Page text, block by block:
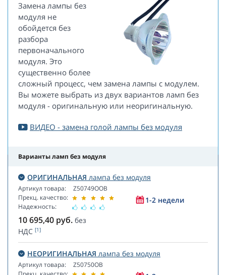
Замена лампы без
модуля не
обойдется без
разбора
первоначального
модуля. Это
существенно более
сложный процесс, чем замена лампы с модулем.
Вы можете выбрать из двух вариантов ламп без
модуля - оригинальную или неоригинальную.
ВИДЕО - замена голой лампы без модуля
Варианты ламп без модуля
ОРИГИНАЛЬНАЯ лампа без модуля
Артикул товара:
Прекц. качество:
Надежность:
Z50749OOB
1-2 недели
10 695,40 руб. без
НДС [1]
НЕОРИГИНАЛЬНАЯ лампа без модуля
Артикул товара:
Z50750OB